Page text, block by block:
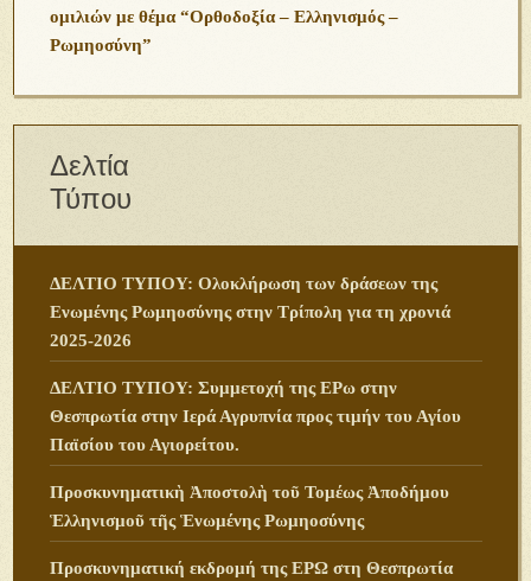
ομιλιών με θέμα “Ορθοδοξία – Ελληνισμός –
Ρωμηοσύνη”
Δελτία
Τύπου
ΔΕΛΤΙΟ ΤΥΠΟΥ: Ολοκλήρωση των δράσεων της
Ενωμένης Ρωμηοσύνης στην Τρίπολη για τη χρονιά
2025-2026
ΔΕΛΤΙΟ ΤΥΠΟΥ: Συμμετοχή της ΕΡω στην
Θεσπρωτία στην Ιερά Αγρυπνία προς τιμήν του Αγίου
Παϊσίου του Αγιορείτου.
Προσκυνηματικὴ Ἀποστολὴ τοῦ Τομέως Ἀποδήμου
Ἑλληνισμοῦ τῆς Ἑνωμένης Ρωμηοσύνης
Προσκυνηματική εκδρομή της ΕΡΩ στη Θεσπρωτία